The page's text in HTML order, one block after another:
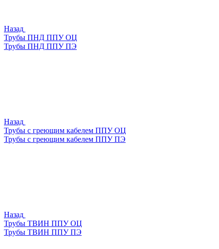
Назад
Трубы ПНД ППУ ОЦ
Трубы ПНД ППУ ПЭ
Назад
Трубы с греющим кабелем ППУ ОЦ
Трубы с греющим кабелем ППУ ПЭ
Назад
Трубы ТВИН ППУ ОЦ
Трубы ТВИН ППУ ПЭ